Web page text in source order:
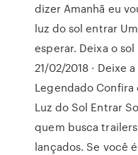
dizer Amanhã eu
luz do sol entrar
esperar. Deixa o
21/02/2018 · Deixe
Legendado Confira
Luz do Sol Entrar
quem busca
lançados. Se você